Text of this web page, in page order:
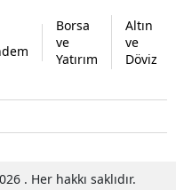
Borsa
ve
Yatırım
Altın
ve
Döviz
. Her hakkı saklıdır.